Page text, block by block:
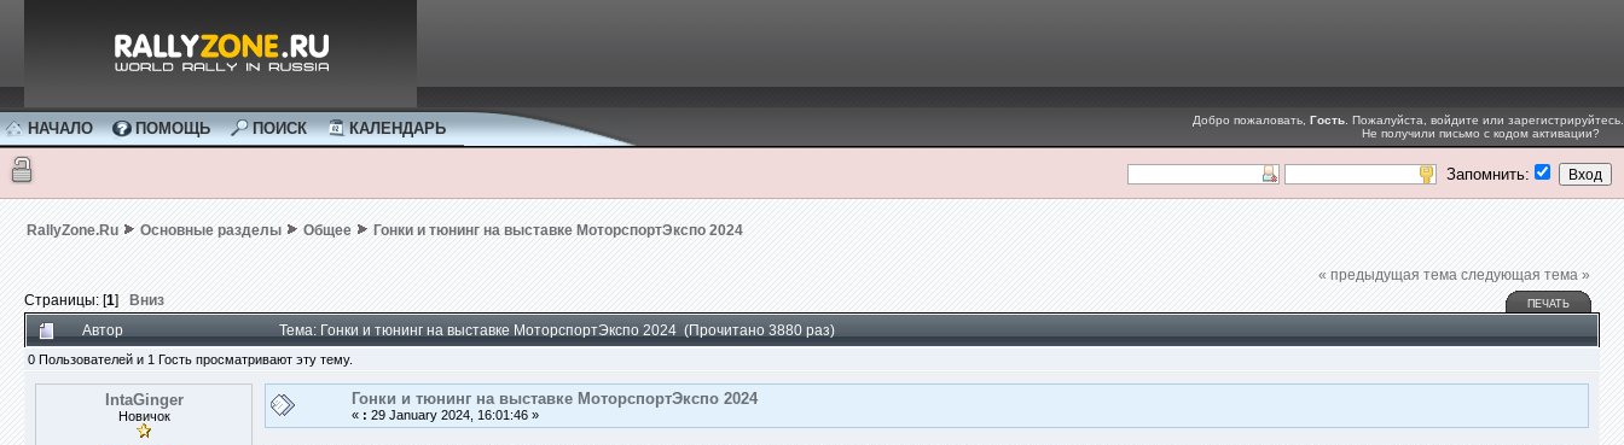
НАЧАЛО ПОМОЩЬ ПОИСК КАЛЕНДАРЬ Добро пожаловать, Гость . Пожалуйста, войдите или зарегистрируйтесь
Не получили письмо с кодом активации?
Запомнить:
RallyZone.Ru Основные разделы Общее Гонки и тюнинг на выставке МоторспортЭкспо 2024
Страницы: [1] Вниз
« предыдущая тема следующая тема »
ПЕЧАТЬ
Автор Тема: Гонки и тюнинг на выставке МоторспортЭкспо 2024 (Прочитано 3880 раз)
0 Пользователей и 1 Гость просматривают эту тему.
IntaGinger
Новичок
Гонки и тюнинг на выставке МоторспортЭкспо 2024
« : 29 January 2024, 16:01:46 »